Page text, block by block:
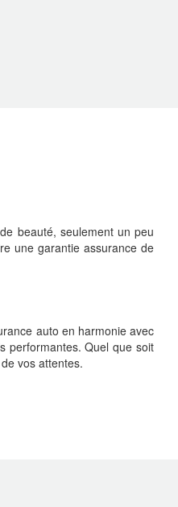
beauté, seulement un peu
une garantie assurance de
auto en harmonie avec
performantes. Quel que soit
vos attentes.